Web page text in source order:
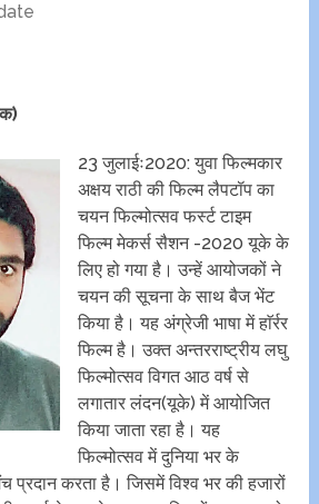
23 जुलाईः2020: युवा फिल्मकार
अक्षय राठी की फिल्म लैपटॉप का
चयन फिल्मोत्सव फर्स्ट टाइम
फिल्म मेकर्स सैशन -2020 यूके के
लिए हो गया है। उन्हें आयोजकों ने
चयन की सूचना के साथ बैज भेंट
किया है। यह अंग्रेजी भाषा में हाॅर्रर
फिल्म है। उक्त अन्तरराष्ट्रीय लघु
फिल्मोत्सव विगत आठ वर्ष से
लगातार लंदन(यूके) में आयोजित
किया जाता रहा है। यह
फिल्मोत्सव में दुनिया भर के
प्रदान करता है। जिसमें विश्व भर की हजारों